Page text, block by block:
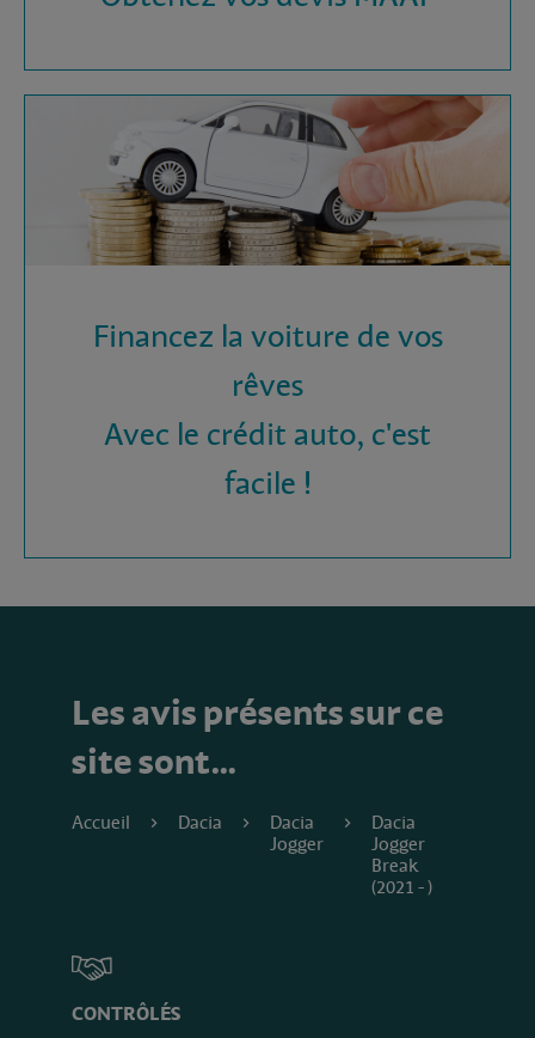
Financez la voiture de vos
rêves
Avec le crédit auto, c'est
facile !
Les avis présents sur ce
site sont…
Accueil Dacia
Dacia
Jogger
Dacia
Jogger
Break
(2021 - )
CONTRÔLÉS